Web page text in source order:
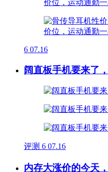
6 07.16
阔直板手机要来了
评测 6 07.16
内存大涨价的今天